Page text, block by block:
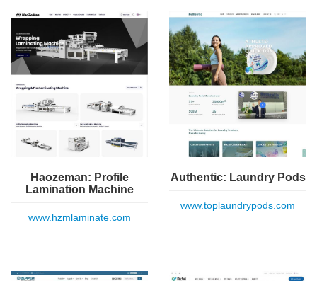
Haozeman: Profile
Lamination Machine
www.hzmlaminate.com
Authentic: Laundry Pods
www.toplaundrypods.com